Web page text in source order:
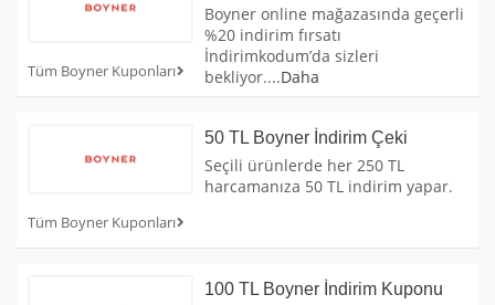
Tüm Boyner Kuponları
Boyner online mağazasında geçerli
%20 indirim fırsatı
İndirimkodum’da sizleri
bekliyor....Daha
Tüm Boyner Kuponları
50 TL Boyner İndirim Çeki
Seçili ürünlerde her 250 TL
harcamanıza 50 TL indirim yapar.
100 TL Boyner İndirim Kuponu